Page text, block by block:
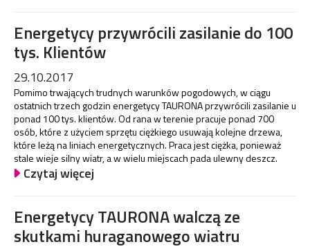
Energetycy przywrócili zasilanie do 100
tys. Klientów
29.10.2017
Pomimo trwających trudnych warunków pogodowych, w ciągu
ostatnich trzech godzin energetycy TAURONA przywrócili zasilanie u
ponad 100 tys. klientów. Od rana w terenie pracuje ponad 700
osób, które z użyciem sprzętu ciężkiego usuwają kolejne drzewa,
które leżą na liniach energetycznych. Praca jest ciężka, ponieważ
stale wieje silny wiatr, a w wielu miejscach pada ulewny deszcz.
Czytaj więcej
Energetycy TAURONA walczą ze
skutkami huraganowego wiatru